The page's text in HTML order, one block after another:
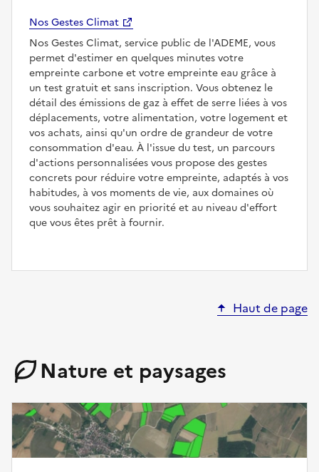
Nos Gestes Climat
Nos Gestes Climat, service public de l'ADEME, vous
permet d'estimer en quelques minutes votre
empreinte carbone et votre empreinte eau grâce à
un test gratuit et sans inscription. Vous obtenez le
détail des émissions de gaz à effet de serre liées à vos
déplacements, votre alimentation, votre logement et
vos achats, ainsi qu'un ordre de grandeur de votre
consommation d'eau. À l'issue du test, un parcours
d'actions personnalisées vous propose des gestes
concrets pour réduire votre empreinte, adaptés à vos
habitudes, à vos moments de vie, aux domaines où
vous souhaitez agir en priorité et au niveau d'effort
que vous êtes prêt à fournir.
Haut de page
Nature et paysages